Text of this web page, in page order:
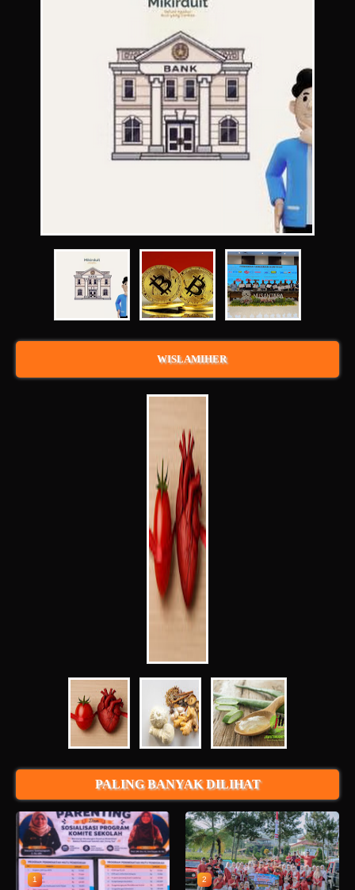
WISLAMIHER
PALING BANYAK DILIHAT
1 2